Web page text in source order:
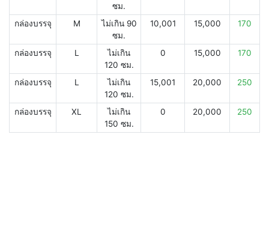
ซม.
กล่องบรรจุ M
ไม่เกิน 90
ซม.
10,001 15,000 170
กล่องบรรจุ L
ไม่เกิน
120 ซม.
0 15,000 170
กล่องบรรจุ L
ไม่เกิน
120 ซม.
15,001 20,000 250
กล่องบรรจุ XL
ไม่เกิน
150 ซม.
0 20,000 250